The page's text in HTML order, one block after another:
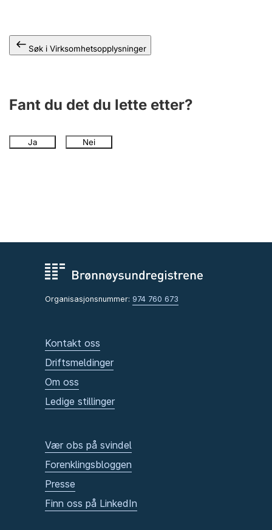
Søk i Virksomhetsopplysninger
Fant du det du lette etter?
Ja Nei
Organisasjonsnummer: 974 760 673
Kontakt oss
Driftsmeldinger
Om oss
Ledige stillinger
Vær obs på svindel
Forenklingsbloggen
Presse
Finn oss på LinkedIn